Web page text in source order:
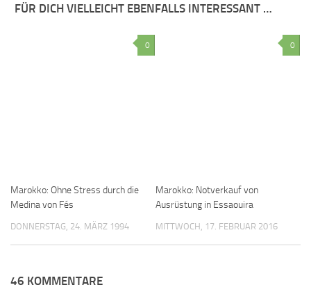
FÜR DICH VIELLEICHT EBENFALLS INTERESSANT …
0
Marokko: Ohne Stress durch die
Medina von Fés
DONNERSTAG, 24. MÄRZ 1994
0
Marokko: Notverkauf von
Ausrüstung in Essaouira
MITTWOCH, 17. FEBRUAR 2016
46 KOMMENTARE